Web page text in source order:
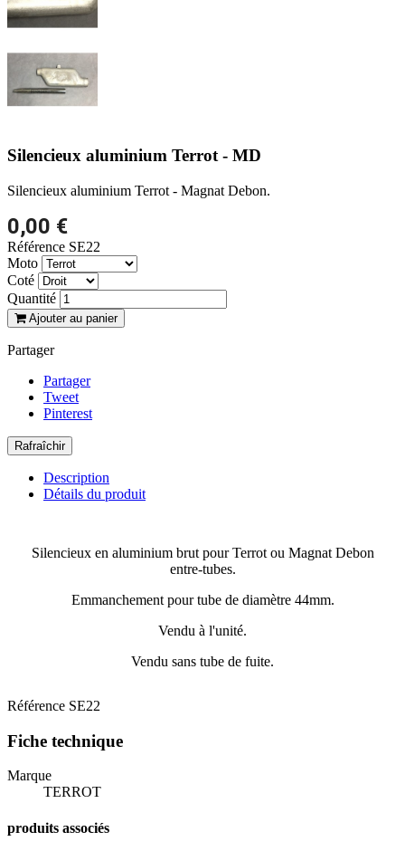
Silencieux aluminium Terrot - MD
Silencieux aluminium Terrot - Magnat Debon.
0,00 €
Référence SE22
Moto
Coté
Quantité
Ajouter au panier
Partager
Partager
Tweet
Pinterest
Description
Détails du produit
Silencieux en aluminium brut pour Terrot ou Magnat Debon
entre-tubes.
Emmanchement pour tube de diamètre 44mm.
Vendu à l'unité.
Vendu sans tube de fuite.
Référence SE22
Fiche technique
Marque
TERROT
produits associés